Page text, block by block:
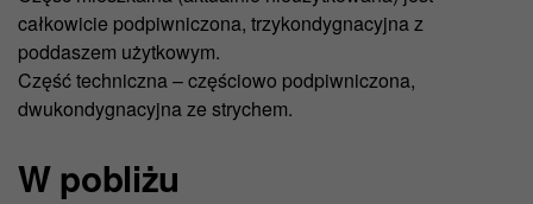
całkowicie podpiwniczona, trzykondygnacyjna z
poddaszem użytkowym.
Część techniczna – częściowo podpiwniczona,
dwukondygnacyjna ze strychem.
W pobliżu